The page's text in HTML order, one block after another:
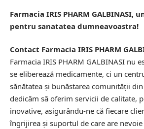
Farmacia IRIS PHARM GALBINASI,
pentru sanatatea dumneavoastra!
Contact Farmacia IRIS PHARM
Farmacia IRIS PHARM GALBINASI nu
se eliberează medicamente, ci un
sănătatea și bunăstarea comunității
dedicăm să oferim servicii de calitate,
inovative, asigurându-ne că fiecare
îngrijirea și suportul de care are